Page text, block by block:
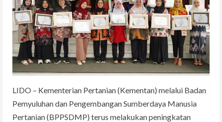
LIDO – Kementerian Pertanian (Kementan) melalui Badan
Pemyuluhan dan Pengembangan Sumberdaya Manusia
Pertanian (BPPSDMP) terus melakukan peningkatan